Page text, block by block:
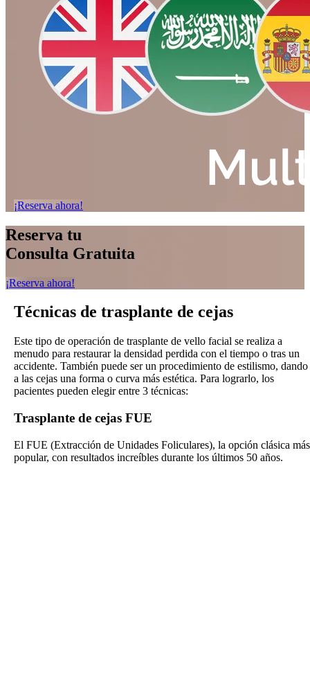
¡Reserva ahora!
Reserva tu
Consulta Gratuita
¡Reserva ahora!
Técnicas de trasplante de cejas
Este tipo de operación de trasplante de vello facial se realiza a
menudo para restaurar la densidad perdida con el tiempo o tras un
accidente. También puede ser un procedimiento de estilismo, dando
a las cejas una forma o curva más estética. Para lograrlo, los
pacientes pueden elegir entre 3 técnicas:
Trasplante de cejas FUE
El FUE (Extracción de Unidades Foliculares), la opción clásica más
popular, con resultados increíbles durante los últimos 50 años.